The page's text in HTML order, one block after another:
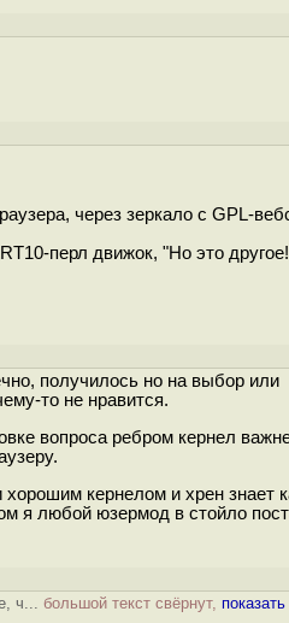
через зеркало с GPL-
перл движок, "Но это другое!
получилось но на выбор или
то не нравится.
вопроса ребром кернел
кернелом и хрен знает
я любой юзермод в стойло
ч... большой текст свёрнут, показать